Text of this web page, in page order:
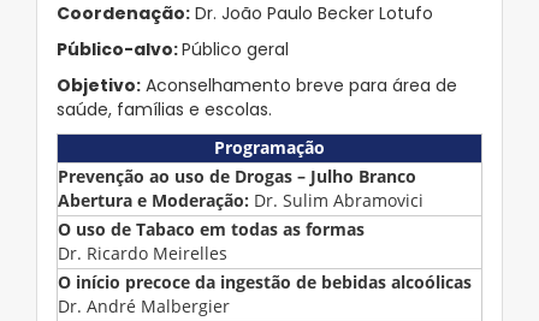
Coordenação: Dr. João Paulo Becker Lotufo
Público-alvo:Público geral
Objetivo: Aconselhamento breve para área de
saúde, famílias e escolas.
Programação
Prevenção ao uso de Drogas – Julho Branco
Abertura e Moderação: Dr. Sulim Abramovici
O uso de Tabaco em todas as formas
Dr. Ricardo Meirelles
O início precoce da ingestão de bebidas alcoólicas
Dr. André Malbergier